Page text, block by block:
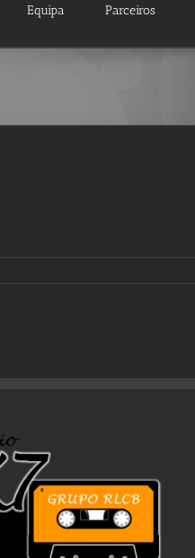
Equipa Parceiros